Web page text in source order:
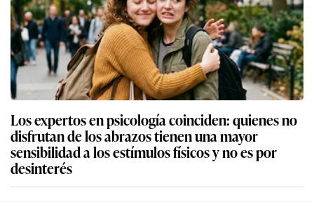
Los expertos en psicología coinciden: quienes no
disfrutan de los abrazos tienen una mayor
sensibilidad a los estímulos físicos y no es por
desinterés